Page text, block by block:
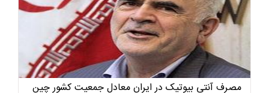
مصرف آنتی بیوتیک در ایران معادل جمعیت کشور چین